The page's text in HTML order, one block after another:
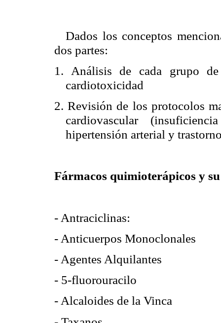
Dados los conceptos
dos partes:
1. Análisis de cada grupo
cardiotoxicidad
2. Revisión de los protocolos
cardiovascular
hipertensión arterial y
Fármacos quimioterápicos y
- Antraciclinas:
- Anticuerpos Monoclonales
- Agentes Alquilantes
- 5-fluorouracilo
- Alcaloides de la Vinca